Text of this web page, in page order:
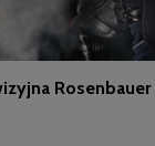
Rosenbauer